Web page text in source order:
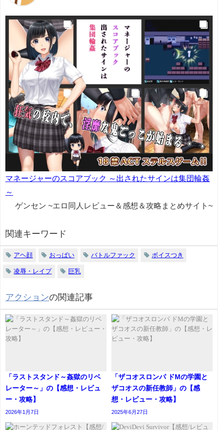
マネージャーのスコアブック ～出されたサインは集団輪姦
～
ゲンセン ~エロ同人レビュー＆感想＆攻略まとめサイト~
関連キーワード
アヘ顔 おっぱい バトルファック ボイスつき
凌辱・レイプ 巨乳
アクションの関連記事
「ラストスタンド～姦獄のリベ
レーター～」の【感想・レビュ
ー・攻略】
2026年1月7日
「ザコオスロンパ ドMの学園と
ザコオスの新任教師」の【感
想・レビュー・攻略】
2025年6月27日